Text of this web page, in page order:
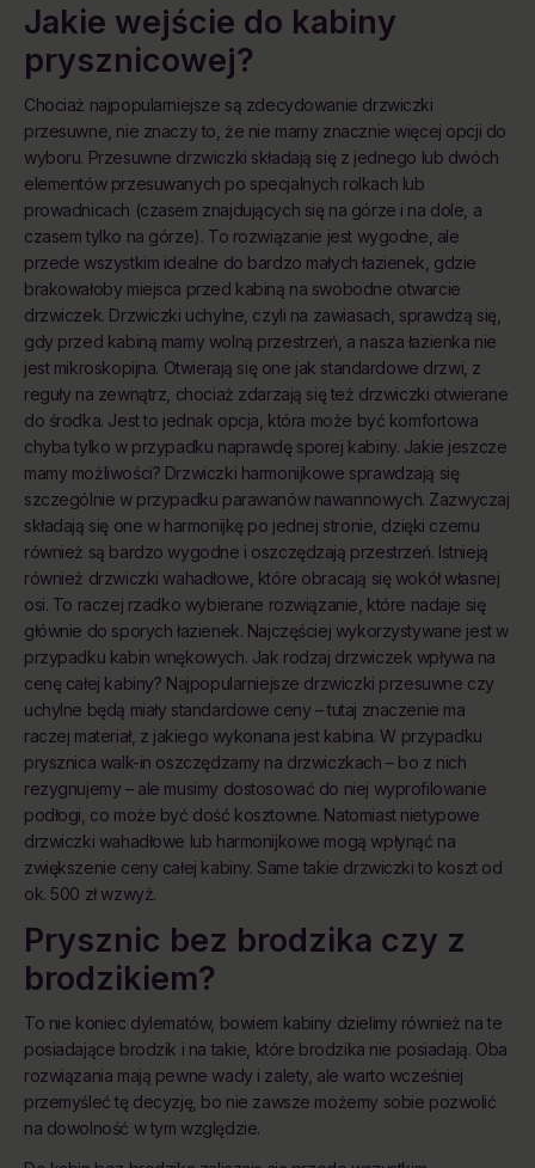
Jakie wejście do kabiny
prysznicowej?
Chociaż najpopularniejsze są zdecydowanie drzwiczki
przesuwne, nie znaczy to, że nie mamy znacznie więcej opcji do
wyboru. Przesuwne drzwiczki składają się z jednego lub dwóch
elementów przesuwanych po specjalnych rolkach lub
prowadnicach (czasem znajdujących się na górze i na dole, a
czasem tylko na górze). To rozwiązanie jest wygodne, ale
przede wszystkim idealne do bardzo małych łazienek, gdzie
brakowałoby miejsca przed kabiną na swobodne otwarcie
drzwiczek. Drzwiczki uchylne, czyli na zawiasach, sprawdzą się,
gdy przed kabiną mamy wolną przestrzeń, a nasza łazienka nie
jest mikroskopijna. Otwierają się one jak standardowe drzwi, z
reguły na zewnątrz, chociaż zdarzają się też drzwiczki otwierane
do środka. Jest to jednak opcja, która może być komfortowa
chyba tylko w przypadku naprawdę sporej kabiny. Jakie jeszcze
mamy możliwości? Drzwiczki harmonijkowe sprawdzają się
szczególnie w przypadku parawanów nawannowych. Zazwyczaj
składają się one w harmonijkę po jednej stronie, dzięki czemu
również są bardzo wygodne i oszczędzają przestrzeń. Istnieją
również drzwiczki wahadłowe, które obracają się wokół własnej
osi. To raczej rzadko wybierane rozwiązanie, które nadaje się
głównie do sporych łazienek. Najczęściej wykorzystywane jest w
przypadku kabin wnękowych. Jak rodzaj drzwiczek wpływa na
cenę całej kabiny? Najpopularniejsze drzwiczki przesuwne czy
uchylne będą miały standardowe ceny – tutaj znaczenie ma
raczej materiał, z jakiego wykonana jest kabina. W przypadku
prysznica walk-in oszczędzamy na drzwiczkach – bo z nich
rezygnujemy – ale musimy dostosować do niej wyprofilowanie
podłogi, co może być dość kosztowne. Natomiast nietypowe
drzwiczki wahadłowe lub harmonijkowe mogą wpłynąć na
zwiększenie ceny całej kabiny. Same takie drzwiczki to koszt od
ok. 500 zł wzwyż.
Prysznic bez brodzika czy z
brodzikiem?
To nie koniec dylematów, bowiem kabiny dzielimy również na te
posiadające brodzik i na takie, które brodzika nie posiadają. Oba
rozwiązania mają pewne wady i zalety, ale warto wcześniej
przemyśleć tę decyzję, bo nie zawsze możemy sobie pozwolić
na dowolność w tym względzie.